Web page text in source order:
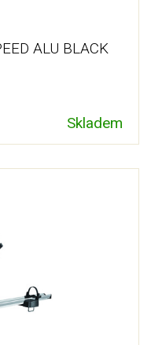
ALU BLACK
Skladem